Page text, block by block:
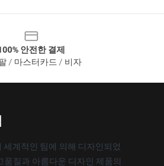
안전한 결제
/ 마스터카드 / 비자
세계적인 팀에 의해 디자인되었
품질과 아름다운 디자인 제품의